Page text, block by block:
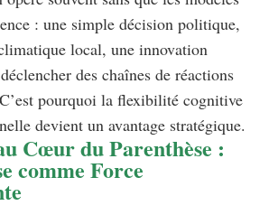
: une simple décision politique,
local, une innovation
des chaînes de réactions
pourquoi la flexibilité cognitive
devient un avantage stratégique.
Cœur du Parenthèse :
comme Force